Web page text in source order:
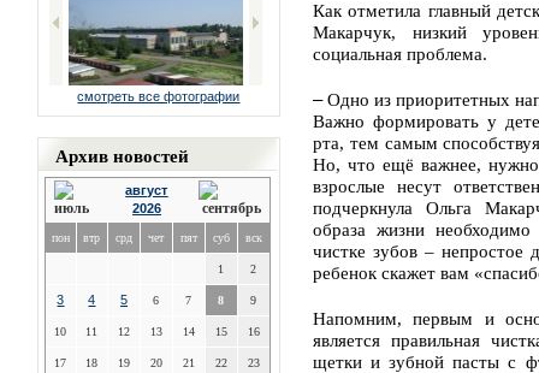
смотреть все фотографии
Архив новостей
август
2026
пон втр срд чет пят суб вск
1 2
3 4 5 6 7 8 9
10 11 12 13 14 15 16
17 18 19 20 21 22 23
Как отметила главный
Макарчук, низкий
социальная проблема.
–Одно из приоритетных
Важно формировать у
рта, тем самым
Но, что ещё важнее,
взрослые несут
подчеркнула Ольга
образа жизни
чистке зубов – непростое
ребенок скажет вам
Напомним, первым и
является правильная
щетки и зубной пасты с